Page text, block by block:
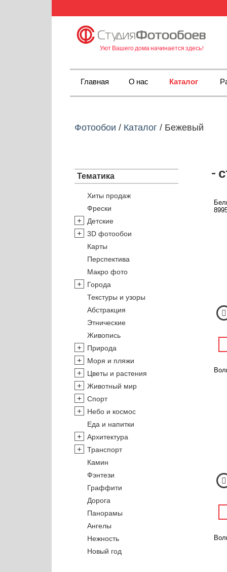
Уют Вашего дома начинается здесь!
Главная О нас Каталог
Фотообои / Каталог / Бежевый
Тематика
Хиты продаж
Фрески
Детские
3D фотообои
Карты
Перспектива
Макро фото
Города
Текстуры и узоры
Абстракция
Этнические
Живопись
Природа
Моря и пляжи
Цветы и растения
Животный мир
Спорт
Небо и космос
Еда и напитки
Архитектура
Транспорт
Камин
Фэнтези
Граффити
Дорога
Панорамы
Ангелы
Нежность
Новый год
-